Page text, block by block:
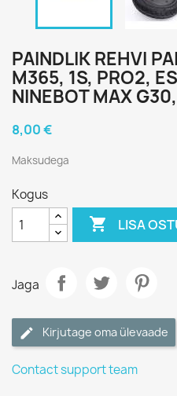
PAINDLIK REHVI
M365, 1S, PRO2,
NINEBOT MAX
8,00 €
Maksudega
Kogus
 LISA
Jaga
Kirjutage oma ülevaade
Contact support team